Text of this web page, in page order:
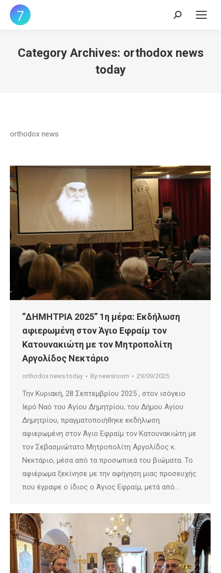
Search:
Category Archives: orthodox news
today
orthodox news
”ΔΗΜΗΤΡΙΑ 2025” 1η μέρα: Εκδήλωση
αφιερωμένη στον Άγιο Εφραίμ τον
Κατουνακιώτη με τον Μητροπολίτη
Αργολίδος Νεκτάριο
orthodox news today By newsroom 29/09/2025
Την Κυριακή, 28 Σεπτεμβρίου 2025 , στον ισόγειο
Ιερό Ναό του Αγίου Δημητρίου, του Δήμου Αγίου
Δημητρίου, πραγματοποιήθηκε εκδήλωση
αφιερωμένη στον Άγιο Εφραίμ τον Κατουνακιώτη με
τον Σεβασμιώτατο Μητροπολίτη Αργολίδος κ.
Νεκτάριο, μέσα από τα προσωπικά του βιώματα. Το
αφιέρωμα ξεκίνησε με την αφήγηση μιας προσευχής
που έγραψε ο ίδιος ο Άγιος Εφραίμ, μετά από…